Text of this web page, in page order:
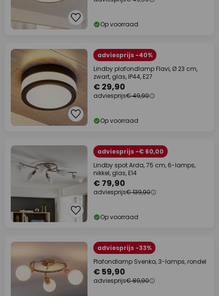
Op voorraad
adviesprijs -40%
Lindby plafondlamp Flavi, Ø 23 cm,
zwart, glas, IP44, E27
€ 29,90
adviesprijs€ 49,90
Op voorraad
adviesprijs -€ 60,00
Lindby spot Arda, 75 cm, 6-lamps,
nikkel, glas, E14
€ 79,90
adviesprijs€ 139,90
Op voorraad
adviesprijs -33%
Plafondlamp Svenka, 3-lamps, rondel
€ 59,90
adviesprijs€ 89,90